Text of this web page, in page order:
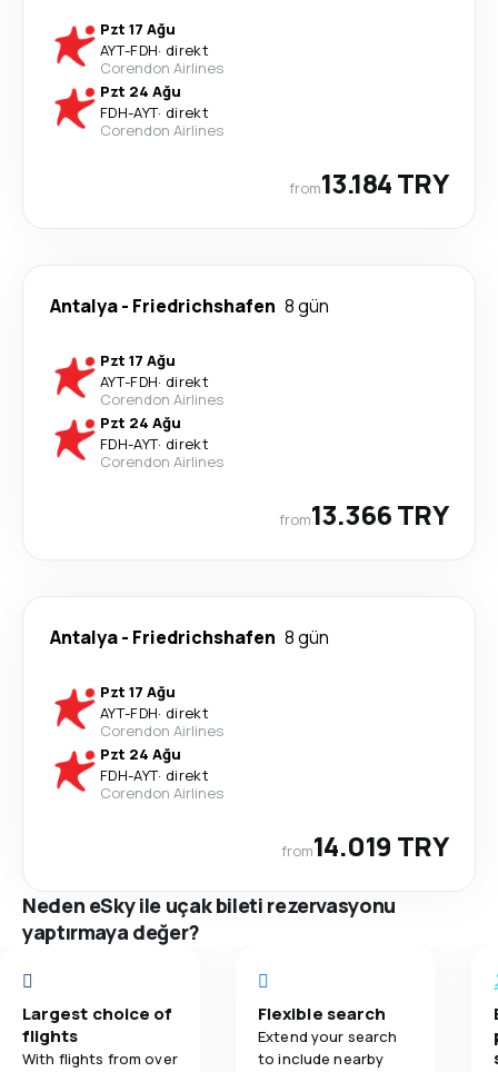
Pzt 17 Ağu
AYT-FDH· direkt
Corendon Airlines
Pzt 24 Ağu
FDH-AYT· direkt
Corendon Airlines
from13.184 TRY
Antalya- Friedrichshafen 8 gün
Pzt 17 Ağu
AYT-FDH· direkt
Corendon Airlines
Pzt 24 Ağu
FDH-AYT· direkt
Corendon Airlines
from13.366 TRY
Antalya- Friedrichshafen 8 gün
Pzt 17 Ağu
AYT-FDH· direkt
Corendon Airlines
Pzt 24 Ağu
FDH-AYT· direkt
Corendon Airlines
from14.019 TRY
Neden eSky ile uçak bileti rezervasyonu
yaptırmaya değer?
Largest choice of
flights
With flights from over
Flexible search
Extend your search
to include nearby